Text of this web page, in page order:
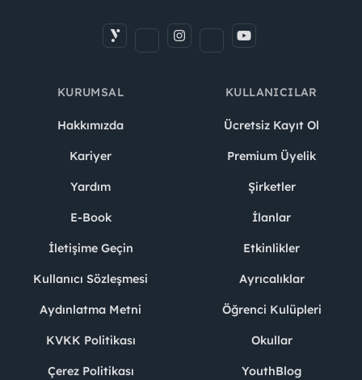
KURUMSAL
Hakkımızda
Kariyer
Yardım
E-Book
İletişime Geçin
Kullanıcı Sözleşmesi
Aydınlatma Metni
KVKK Politikası
Çerez Politikası
KULLANICILAR
Ücretsiz Kayıt Ol
Premium Üyelik
Şirketler
İlanlar
Etkinlikler
Ayrıcalıklar
Öğrenci Kulüpleri
Okullar
YouthBlog